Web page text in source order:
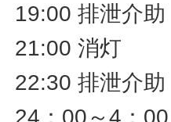
19:00 排泄介助
21:00 消灯
22:30 排泄介助
24：00～4：